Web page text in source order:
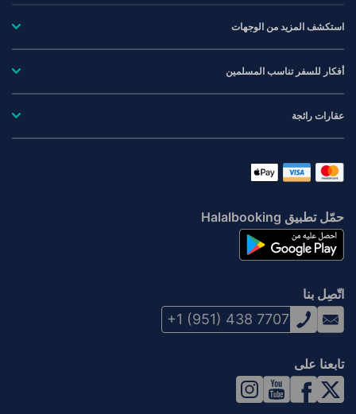
استكشف المزيد من الوجهات
أفكار للسفر تناسب المسلمين
عقارات رائجة
حمّل تطبيق Halalbooking
اتّصِل بنا
+1 (951) 438 7707
تابعنا على